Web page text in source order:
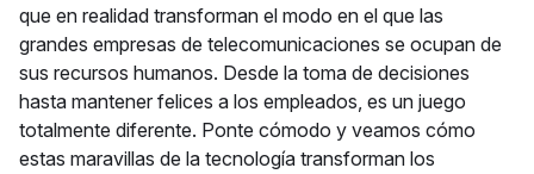
que en realidad transforman el modo en el que las
grandes empresas de telecomunicaciones se ocupan de
sus recursos humanos. Desde la toma de decisiones
hasta mantener felices a los empleados, es un juego
totalmente diferente. Ponte cómodo y veamos cómo
estas maravillas de la tecnología transforman los